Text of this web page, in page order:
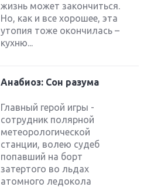
жизнь может закончиться.
Но, как и все хорошее, эта
утопия тоже окончилась –
кухню...
Анабиоз: Сон разума
Главный герой игры -
сотрудник полярной
метеорологической
станции, волею судеб
попавший на борт
затертого во льдах
атомного ледокола